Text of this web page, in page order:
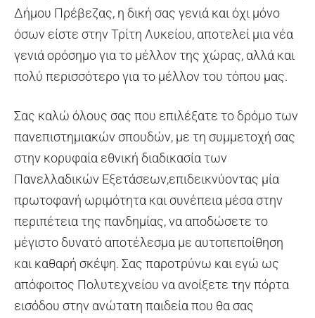
Δήμου Πρέβεζας, η δική σας γενιά και όχι μόνο
όσων είστε στην Τρίτη Λυκείου, αποτελεί μια νέα
γενιά ορόσημο για το μέλλον της χώρας, αλλά και
πολύ περισσότερο για το μέλλον του τόπου μας.
Σας καλώ όλους σας που επιλέξατε το δρόμο των
πανεπιστημιακών σπουδών, με τη συμμετοχή σας
στην κορυφαία εθνική διαδικασία των
Πανελλαδικών Εξετάσεων,επιδεικνύοντας μία
πρωτοφανή ωριμότητα και συνέπεια μέσα στην
περιπέτεια της πανδημίας, να αποδώσετε το
μέγιστο δυνατό αποτέλεσμα με αυτοπεποίθηση
και καθαρή σκέψη. Σας παροτρύνω και εγώ ως
απόφοιτος Πολυτεχνείου να ανοίξετε την πόρτα
εισόδου στην ανώτατη παιδεία που θα σας